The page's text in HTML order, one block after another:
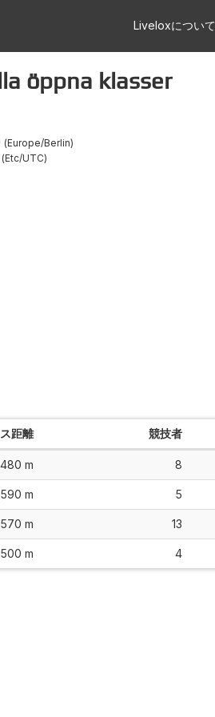
Liveloxについて
öppna klasser
Europe/Berlin
Etc/UTC
距離 競技者
m 8
m 5
m 13
m 4